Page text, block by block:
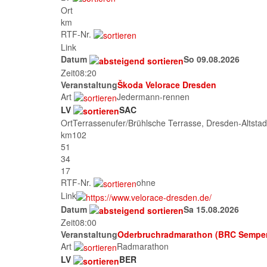
Ort
km
RTF-Nr.
Link
Datum
So 09.08.2026
Zeit08:20
VeranstaltungŠkoda Velorace Dresden
Art
Jedermann-rennen
LV
SAC
OrtTerrassenufer/Brühlsche Terrasse, Dresden-
km102
51
34
17
RTF-Nr.
ohne
Link
Datum
Sa 15.08.2026
Zeit08:00
VeranstaltungOderbruchradmarathon (BRC
Art
Radmarathon
LV
BER